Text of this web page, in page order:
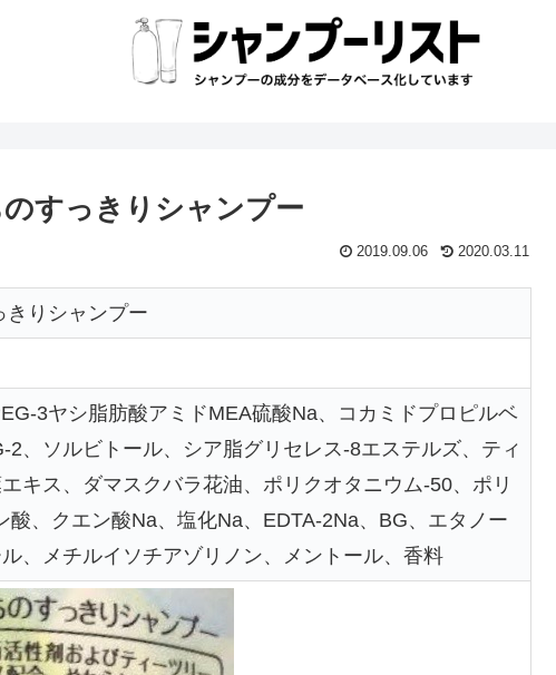
のすっきりシャンプー
2020.03.11
2019.09.06
きりシャンプー
3ヤシ脂肪酸アミドMEA硫酸Na、コカミドプロピルベ
2、ソルビトール、シア脂グリセレス-8エステルズ、ティ
キス、ダマスクバラ花油、ポリクオタニウム-50、ポリ
酸、クエン酸Na、塩化Na、EDTA-2Na、BG、エタノー
、メチルイソチアゾリノン、メントール、香料